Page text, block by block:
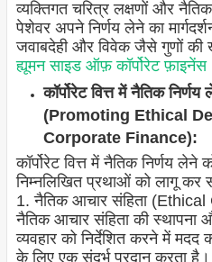
व्यक्तिगत चरित्र लक्षणों और
पेशेवर अपने निर्णय लेने का
जवाबदेही और विवेक जैसे गुणों
ह्यूमन साइड ऑफ़ कॉर्पोरेट फ़ाइनेंस
कॉर्पोरेट वित्त में नैतिक निर्णय
(Promoting Ethical
Corporate Finance):
कॉर्पोरेट वित्त में नैतिक निर्णय
निम्नलिखित प्रथाओं को लागू कर
1. नैतिक आचार संहिता
नैतिक आचार संहिता की स्थापना
व्यवहार को निर्देशित करने में
के लिए एक संदर्भ प्रदान करता है।